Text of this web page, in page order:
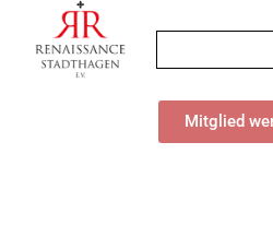
Mitglied